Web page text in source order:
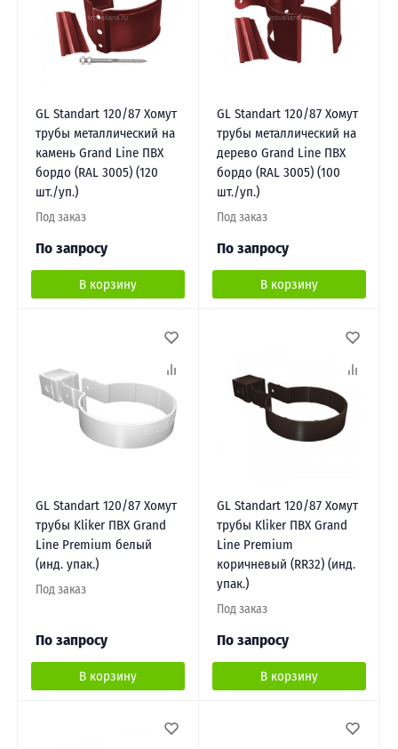
GL Standart 120/87 Хомут
трубы металлический на
камень Grand Line ПВХ
бордо (RAL 3005) (120
шт./уп.)
Под заказ
По запросу
В корзину
GL Standart 120/87 Хомут
трубы металлический на
дерево Grand Line ПВХ
бордо (RAL 3005) (100
шт./уп.)
Под заказ
По запросу
В корзину
GL Standart 120/87 Хомут
трубы Kliker ПВХ Grand
Line Premium белый
(инд. упак.)
Под заказ
По запросу
В корзину
GL Standart 120/87 Хомут
трубы Kliker ПВХ Grand
Line Premium
коричневый (RR32) (инд.
упак.)
Под заказ
По запросу
В корзину